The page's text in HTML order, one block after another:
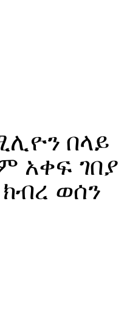
በላይ
አቀፍ ገበያ
ወሰን